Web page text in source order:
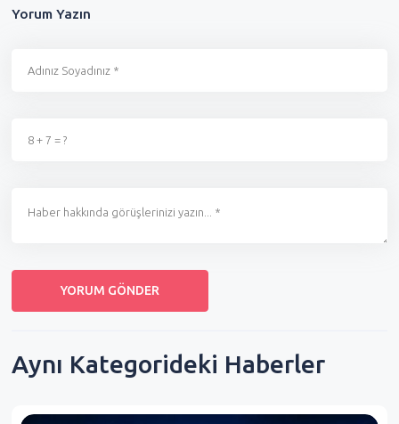
Yorum Yazın
Aynı Kategorideki Haberler